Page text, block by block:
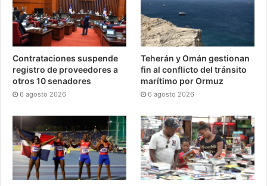
Contrataciones suspende
registro de proveedores a
otros 10 senadores
6 agosto 2026
Teherán y Omán gestionan
fin al conflicto del tránsito
marítimo por Ormuz
6 agosto 2026